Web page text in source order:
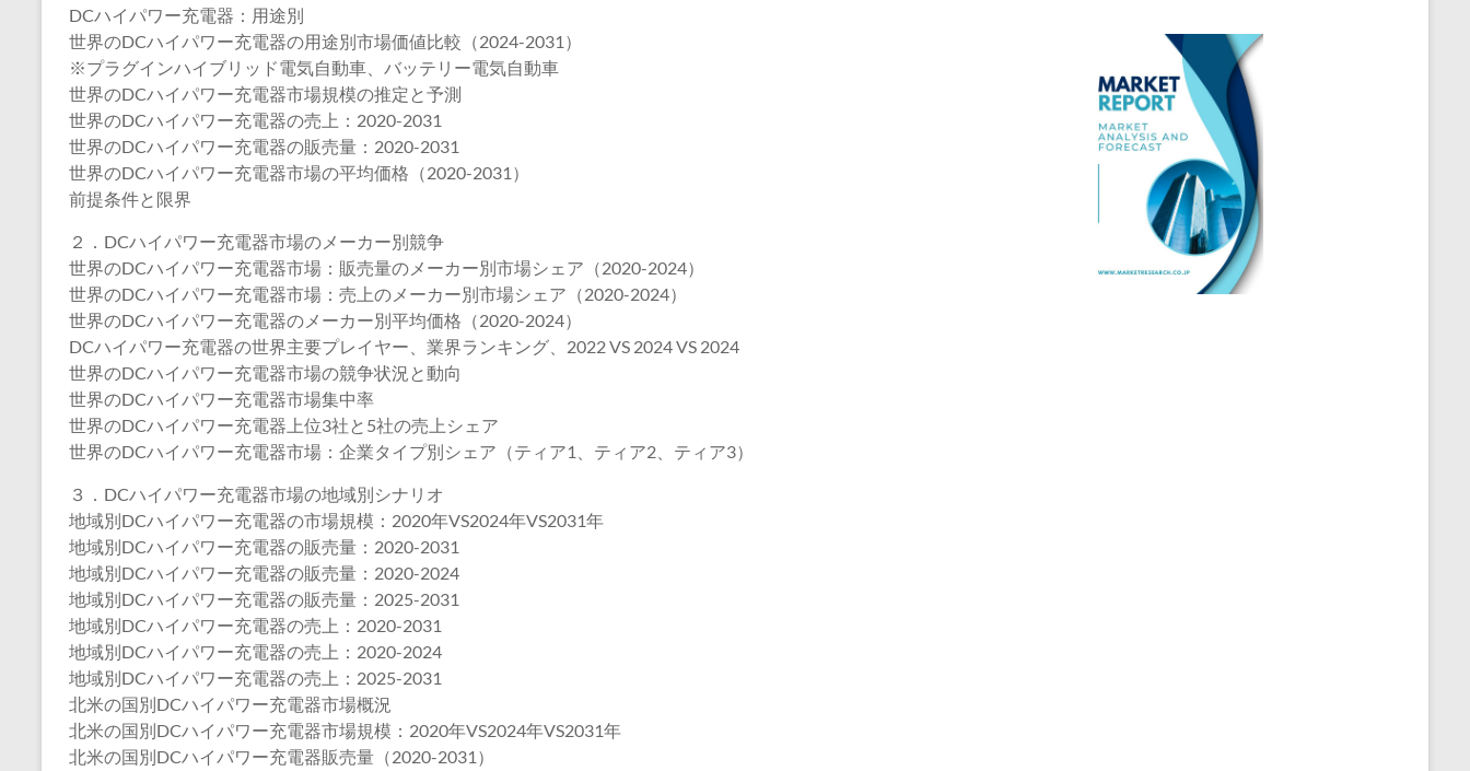
DCハイパワー充電器：用途別
世界のDCハイパワー充電器の用途別市場価値比較（2024-2031）
※プラグインハイブリッド電気自動車、バッテリー電気自動車
世界のDCハイパワー充電器市場規模の推定と予測
世界のDCハイパワー充電器の売上：2020-2031
世界のDCハイパワー充電器の販売量：2020-2031
世界のDCハイパワー充電器市場の平均価格（2020-2031）
前提条件と限界
２．DCハイパワー充電器市場のメーカー別競争
世界のDCハイパワー充電器市場：販売量のメーカー別市場シェア（2020-2024）
世界のDCハイパワー充電器市場：売上のメーカー別市場シェア（2020-2024）
世界のDCハイパワー充電器のメーカー別平均価格（2020-2024）
DCハイパワー充電器の世界主要プレイヤー、業界ランキング、2022 VS 2024 VS 2024
世界のDCハイパワー充電器市場の競争状況と動向
世界のDCハイパワー充電器市場集中率
世界のDCハイパワー充電器上位3社と5社の売上シェア
世界のDCハイパワー充電器市場：企業タイプ別シェア（ティア1、ティア2、ティア3）
３．DCハイパワー充電器市場の地域別シナリオ
地域別DCハイパワー充電器の市場規模：2020年VS2024年VS2031年
地域別DCハイパワー充電器の販売量：2020-2031
地域別DCハイパワー充電器の販売量：2020-2024
地域別DCハイパワー充電器の販売量：2025-2031
地域別DCハイパワー充電器の売上：2020-2031
地域別DCハイパワー充電器の売上：2020-2024
地域別DCハイパワー充電器の売上：2025-2031
北米の国別DCハイパワー充電器市場概況
北米の国別DCハイパワー充電器市場規模：2020年VS2024年VS2031年
北米の国別DCハイパワー充電器販売量（2020-2031）